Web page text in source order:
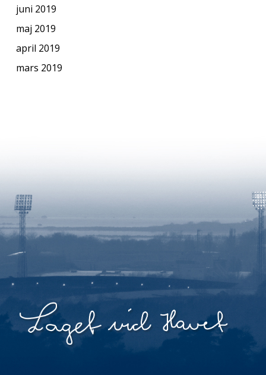
juni 2019
maj 2019
april 2019
mars 2019